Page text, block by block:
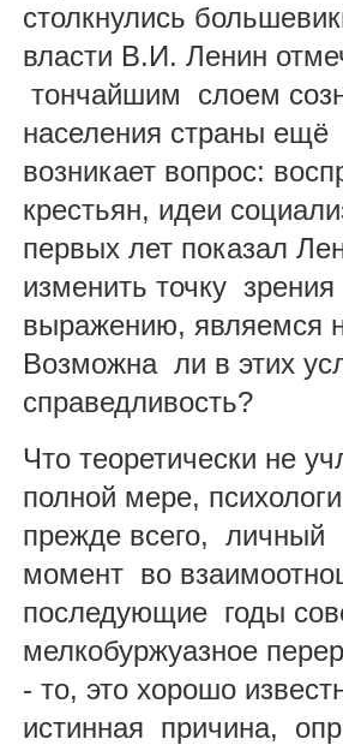
столкнулись
власти В.И. Ленин
тончайшим слоем
населения страны
возникает вопрос:
крестьян, идеи
первых лет показал
изменить точку
выражению, являемся
Возможна ли в этих
справедливость?
Что теоретически не
полной мере,
прежде всего, личный
момент во
последующие годы
мелкобуржуазное
- то, это хорошо
истинная причина,